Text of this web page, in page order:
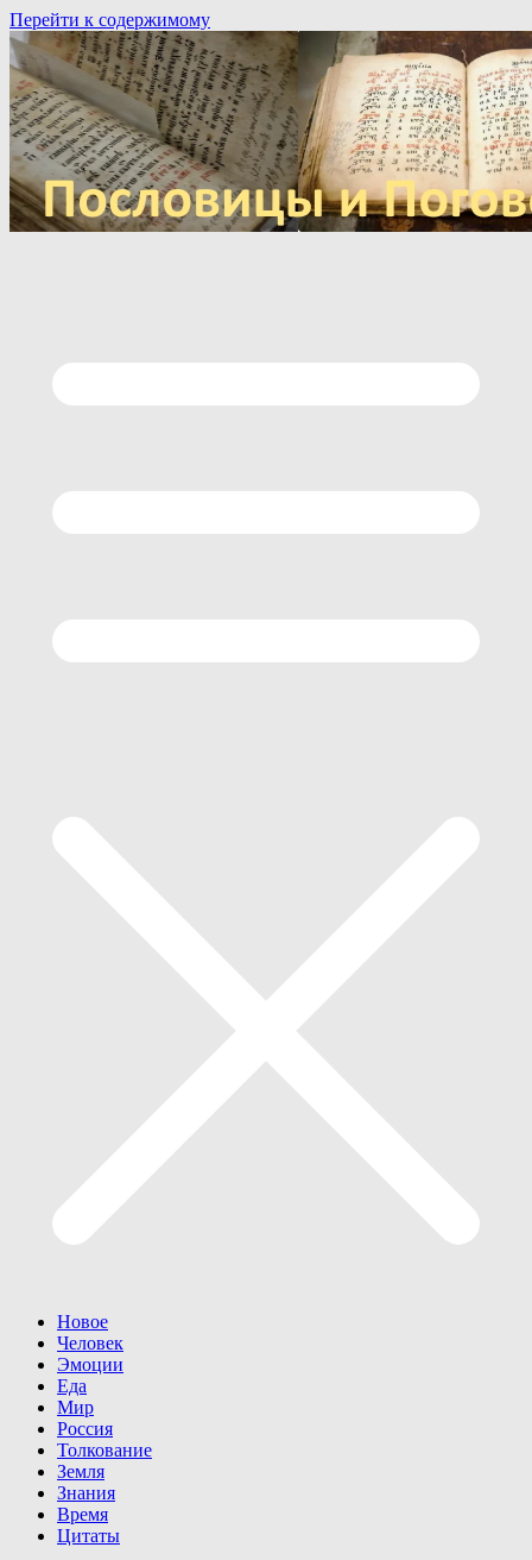
Перейти к содержимому
Новое
Человек
Эмоции
Еда
Мир
Россия
Толкование
Земля
Знания
Время
Цитаты